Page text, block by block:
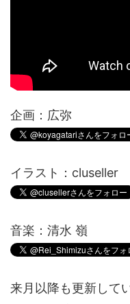
企画：広弥
イラスト：cluseller
音楽：清水 嶺
来月以降も更新して